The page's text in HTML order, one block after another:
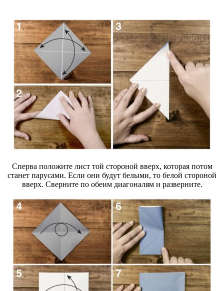
Сперва положите лист той стороной вверх, которая потом
станет парусами. Если они будут белыми, то белой стороной
вверх. Сверните по обеим диагоналям и разверните.